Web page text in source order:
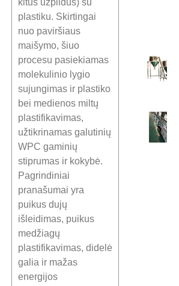
kitus užpildus) su
plastiku. Skirtingai
nuo paviršiaus
maišymo, šiuo
procesu pasiekiamas
molekulinio lygio
sujungimas ir plastiko
bei medienos miltų
plastifikavimas,
užtikrinamas galutinių
WPC gaminių
stiprumas ir kokybė.
Pagrindiniai
pranašumai yra
puikus dujų
išleidimas, puikus
medžiagų
plastifikavimas, didelė
galia ir mažas
energijos